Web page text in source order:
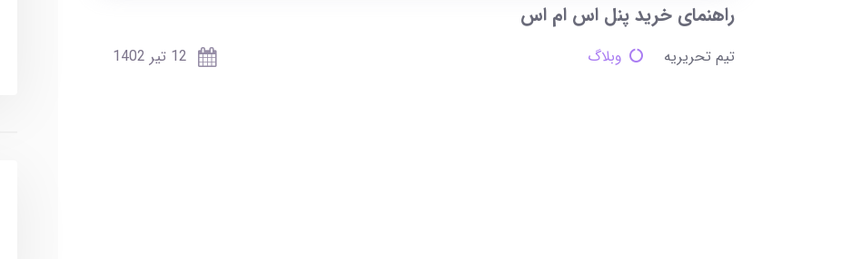
راهنمای خرید پنل اس ام اس
تیم تحریریه وبلاگ 12 تير 1402